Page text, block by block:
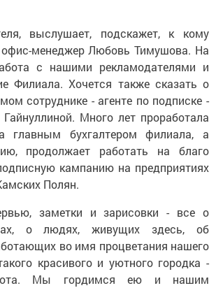
выслушает, подскажет, к кому
менеджер Любовь Тимушова. На
с нашими рекламодателями и
Филиала. Хочется также сказать о
сотруднике - агенте по подписке -
Гайнуллиной. Много лет проработала
главным бухгалтером филиала, а
продолжает работать на благо
кампанию на предприятиях
Полян.
заметки и зарисовки - все о
о людях, живущих здесь, об
во имя процветания нашего
красивого и уютного городка -
Мы гордимся ею и нашим